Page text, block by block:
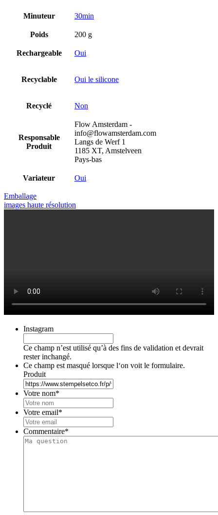
Minuteur 30min
Poids 200 g
Rechargeable Oui
Recyclable Oui le silicone
Recyclé Non
Responsable
Produit
Flow Amsterdam -
info@flowamsterdam.com
Langs de Werf 1
1185 XT, Amstelveen
Pays-bas
Variateur Oui
Emballage
images haute résolution
Instagram
Ce champ n’est utilisé qu’à des fins de validation et devrait
rester inchangé.
Ce champ est masqué lorsque l‘on voit le formulaire.
Produit
Votre nom*
Votre email*
Commentaire*